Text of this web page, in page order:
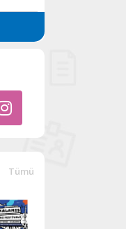
Tümü